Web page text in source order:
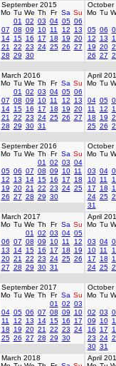
September 2015
Mo Tu We Th Fr Sa Su
01
02 03 04 05 06
07 08 09 10 11 12
13
14 15 16 17 18 19 20
21
22 23 24 25 26 27
28 29 30
October
Mo Tu
05 06
12
13
19 20
26 27
March 2016
Mo Tu We Th Fr Sa Su
01
02 03 04 05 06
07 08 09 10 11 12
13
14 15 16 17 18 19 20
21
22 23 24 25 26 27
28 29 30 31
April
Mo Tu
04 05
11
12
18
19
25 26
September 2016
Mo Tu We Th Fr Sa Su
01
02 03 04
05 06 07 08 09 10 11
12
13 14 15 16 17
18
19 20 21 22 23 24 25
26 27 28 29 30
October
Mo Tu
03 04
10 11
17
18
24 25
31
March 2017
Mo Tu We Th Fr Sa Su
01
02 03 04 05
06 07 08 09 10 11
12
13
14 15 16 17 18
19
20 21 22 23 24 25 26
27 28 29 30 31
April
Mo Tu
03 04
10 11
17
18
24 25
September 2017
Mo Tu We Th Fr Sa Su
01
02 03
04 05 06 07 08 09
10
11
12 13 14 15 16
17
18
19 20 21 22 23 24
25 26 27 28 29 30
October
Mo Tu
02 03
09
10
16
17
23 24
30 31
March 2018
April